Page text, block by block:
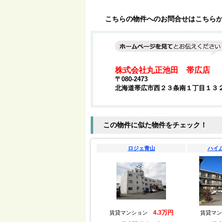
こちらの物件へのお問合せはこちら
株式会社丸正池田 帯広店
〒080-2473
北海道帯広市西２３条南１丁目１３
この物件に似た物件をチェック！
ロジェ青山
賃貸マンション 4.3万円
ハイ
賃貸マ